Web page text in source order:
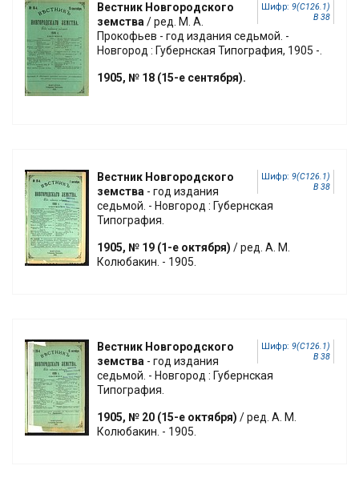
Шифр: 9(С126.1)
В 38
Вестник Новгородского
земства/ ред. М. А.
Прокофьев - год издания седьмой. -
Новгород : Губернская Типография, 1905 -.
1905, № 18 (15-е сентября).
Шифр: 9(С126.1)
В 38
Вестник Новгородского
земства - год издания
седьмой. - Новгород : Губернская
Типография.
1905, № 19 (1-е октября) / ред. А. М.
Колюбакин. - 1905.
Шифр: 9(С126.1)
В 38
Вестник Новгородского
земства - год издания
седьмой. - Новгород : Губернская
Типография.
1905, № 20 (15-е октября) / ред. А. М.
Колюбакин. - 1905.